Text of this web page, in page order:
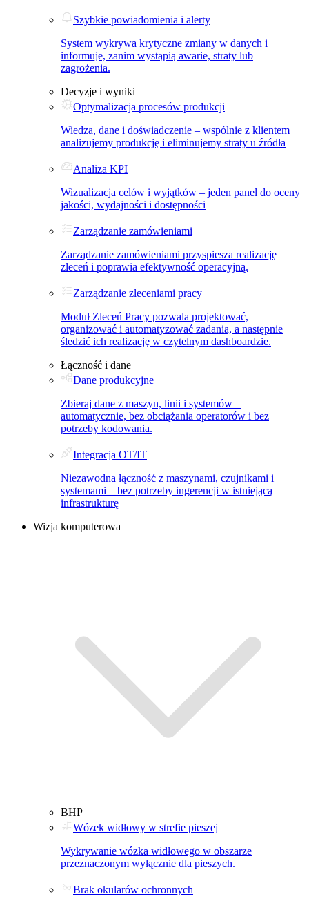
Szybkie powiadomienia i alerty
System wykrywa krytyczne zmiany w danych i
informuje, zanim wystąpią awarie, straty lub
zagrożenia.
Decyzje i wyniki
Optymalizacja procesów produkcji
Wiedza, dane i doświadczenie – wspólnie z klientem
analizujemy produkcję i eliminujemy straty u źródła
Analiza KPI
Wizualizacja celów i wyjątków – jeden panel do oceny
jakości, wydajności i dostępności
Zarządzanie zamówieniami
Zarządzanie zamówieniami przyspiesza realizację
zleceń i poprawia efektywność operacyjną.
Zarządzanie zleceniami pracy
Moduł Zleceń Pracy pozwala projektować,
organizować i automatyzować zadania, a następnie
śledzić ich realizację w czytelnym dashboardzie.
Łączność i dane
Dane produkcyjne
Zbieraj dane z maszyn, linii i systemów –
automatycznie, bez obciążania operatorów i bez
potrzeby kodowania.
Integracja OT/IT
Niezawodna łączność z maszynami, czujnikami i
systemami – bez potrzeby ingerencji w istniejącą
infrastrukturę
Wizja komputerowa
BHP
Wózek widłowy w strefie pieszej
Wykrywanie wózka widłowego w obszarze
przeznaczonym wyłącznie dla pieszych.
Brak okularów ochronnych